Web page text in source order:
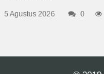
5 Agustus 2026 0